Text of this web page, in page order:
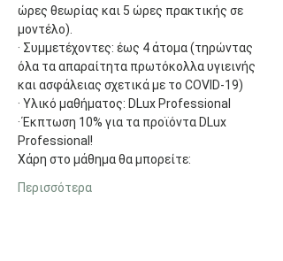
ώρες θεωρίας και 5 ώρες πρακτικής σε
μοντέλο).
· Συμμετέχοντες: έως 4 άτομα (τηρώντας
όλα τα απαραίτητα πρωτόκολλα υγιεινής
και ασφάλειας σχετικά με το COVID-19)
· Υλικό μαθήματος: DLux Professional
· Έκπτωση 10% για τα προϊόντα DLux
Professional!
Χάρη στο μάθημα θα μπορείτε:
Περισσότερα